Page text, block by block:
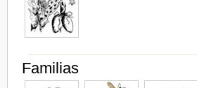
Familias